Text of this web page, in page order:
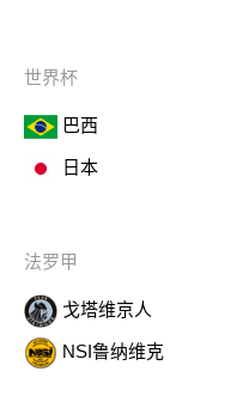
世界杯
巴西
日本
法罗甲
戈塔维京人
NSI鲁纳维克